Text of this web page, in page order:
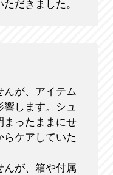
だきました。
んが、アイテム
します。シュ
まったままにせ
ケアしていた
んが、箱や付属